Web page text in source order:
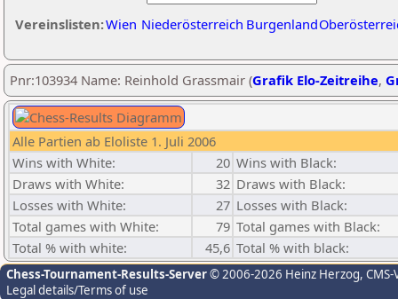
Vereinslisten:Wien Niederösterreich Burgenland
Pnr:103934 Name: Reinhold Grassmair (Grafik Elo-Zeitreihe,
Alle Partien ab Eloliste 1. Juli 2006
Wins with White:
20 Wins with Black:
Draws with White:
32 Draws with Black:
Losses with White:
27 Losses with Black:
Total games with White:
79 Total games with Black:
Total % with white:
45,6 Total % with black:
Chess-Tournament-Results-Server© 2006-2026 Heinz Herzog,
Legal details/Terms of use